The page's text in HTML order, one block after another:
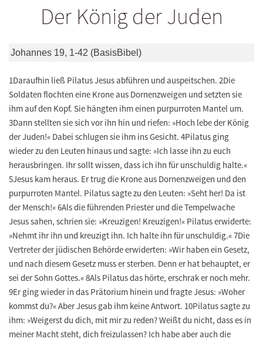
Der König der Juden
Johannes 19, 1-42 (BasisBibel)
1Daraufhin ließ Pilatus Jesus abführen und auspeitschen. 2Die
Soldaten flochten eine Krone aus Dornenzweigen und setzten sie
ihm auf den Kopf. Sie hängten ihm einen purpurroten Mantel um.
3Dann stellten sie sich vor ihn hin und riefen: »Hoch lebe der König
der Juden!« Dabei schlugen sie ihm ins Gesicht. 4Pilatus ging
wieder zu den Leuten hinaus und sagte: »Ich lasse ihn zu euch
herausbringen. Ihr sollt wissen, dass ich ihn für unschuldig halte.«
5Jesus kam heraus. Er trug die Krone aus Dornenzweigen und den
purpurroten Mantel. Pilatus sagte zu den Leuten: »Seht her! Da ist
der Mensch!« 6Als die führenden Priester und die Tempelwache
Jesus sahen, schrien sie: »Kreuzigen! Kreuzigen!« Pilatus erwiderte:
»Nehmt ihr ihn und kreuzigt ihn. Ich halte ihn für unschuldig.« 7Die
Vertreter der jüdischen Behörde erwiderten: »Wir haben ein Gesetz,
und nach diesem Gesetz muss er sterben. Denn er hat behauptet, er
sei der Sohn Gottes.« 8Als Pilatus das hörte, erschrak er noch mehr.
9Er ging wieder in das Prätorium hinein und fragte Jesus: »Woher
kommst du?« Aber Jesus gab ihm keine Antwort. 10Pilatus sagte zu
ihm: »Weigerst du dich, mit mir zu reden? Weißt du nicht, dass es in
meiner Macht steht, dich freizulassen? Ich habe aber auch die